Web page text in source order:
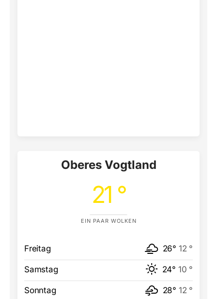
Oberes Vogtland
21 °
EIN PAAR WOLKEN
Freitag 26° 12 °
Samstag 24° 10 °
Sonntag 28° 12 °